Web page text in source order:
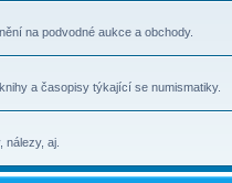
na podvodné aukce a obchody.
a časopisy týkající se numismatiky.
aj.